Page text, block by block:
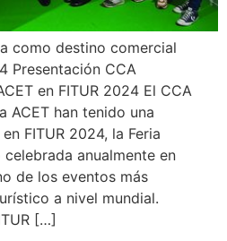
como destino comercial
Presentación CCA
en FITUR 2024 El CCA
ACET han tenido una
FITUR 2024, la Feria
anualmente en
de los eventos más
a nivel mundial.
[…]